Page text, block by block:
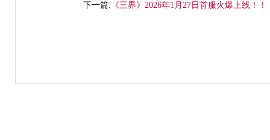
下一篇: 《三界》2026年1月27日首服火爆上线！！